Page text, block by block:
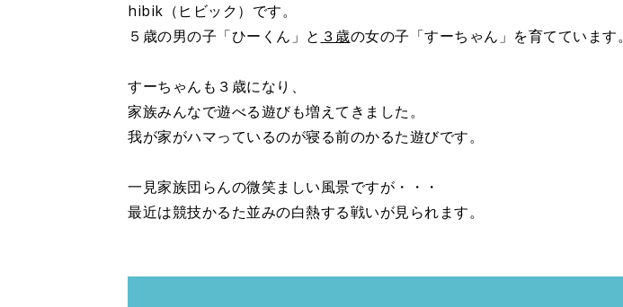
hibik（ヒビック）です。
５歳の男の子「ひーくん」と ３歳の女の子「すーちゃん」を育てています。
すーちゃんも３歳になり、
家族みんなで遊べる遊びも増えてきました。
我が家がハマっているのが寝る前のかるた遊びです。
一見家族団らんの微笑ましい風景ですが・・・
最近は競技かるた並みの白熱する戦いが見られます。